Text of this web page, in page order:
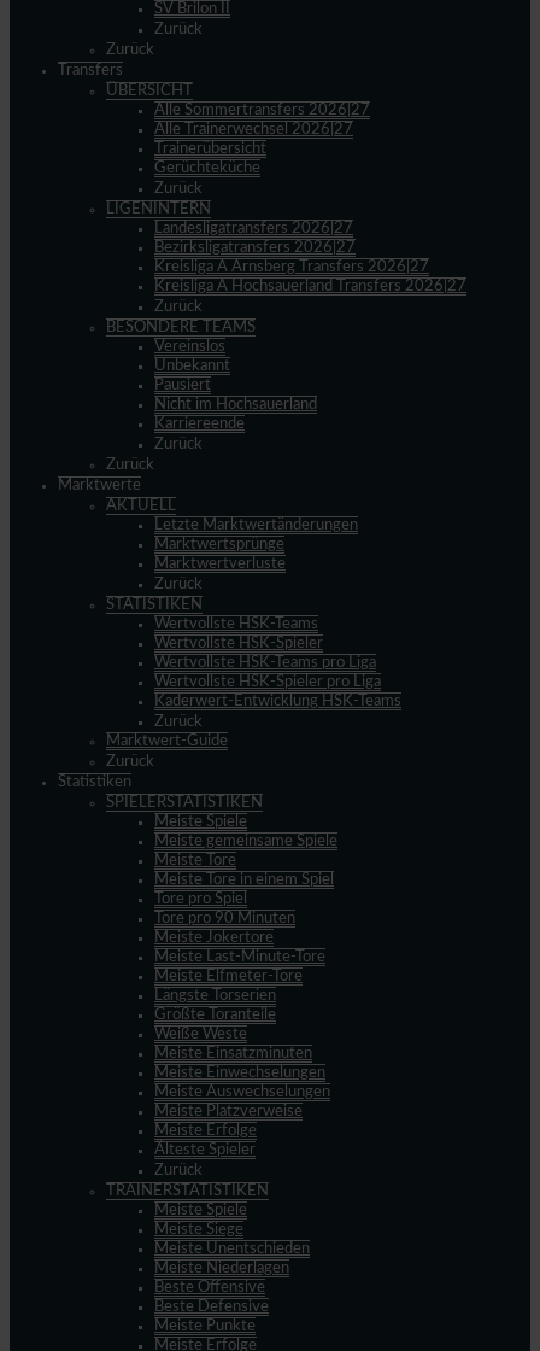
SV Brilon II
Zurück
Zurück
Transfers
ÜBERSICHT
Alle Sommertransfers 2026|27
Alle Trainerwechsel 2026|27
Trainerübersicht
Gerüchteküche
Zurück
LIGENINTERN
Landesligatransfers 2026|27
Bezirksligatransfers 2026|27
Kreisliga A Arnsberg Transfers 2026|27
Kreisliga A Hochsauerland Transfers 2026|27
Zurück
BESONDERE TEAMS
Vereinslos
Unbekannt
Pausiert
Nicht im Hochsauerland
Karriereende
Zurück
Zurück
Marktwerte
AKTUELL
Letzte Marktwertänderungen
Marktwertsprünge
Marktwertverluste
Zurück
STATISTIKEN
Wertvollste HSK-Teams
Wertvollste HSK-Spieler
Wertvollste HSK-Teams pro Liga
Wertvollste HSK-Spieler pro Liga
Kaderwert-Entwicklung HSK-Teams
Zurück
Marktwert-Guide
Zurück
Statistiken
SPIELERSTATISTIKEN
Meiste Spiele
Meiste gemeinsame Spiele
Meiste Tore
Meiste Tore in einem Spiel
Tore pro Spiel
Tore pro 90 Minuten
Meiste Jokertore
Meiste Last-Minute-Tore
Meiste Elfmeter-Tore
Längste Torserien
Größte Toranteile
Weiße Weste
Meiste Einsatzminuten
Meiste Einwechselungen
Meiste Auswechselungen
Meiste Platzverweise
Meiste Erfolge
Älteste Spieler
Zurück
TRAINERSTATISTIKEN
Meiste Spiele
Meiste Siege
Meiste Unentschieden
Meiste Niederlagen
Beste Offensive
Beste Defensive
Meiste Punkte
Meiste Erfolge